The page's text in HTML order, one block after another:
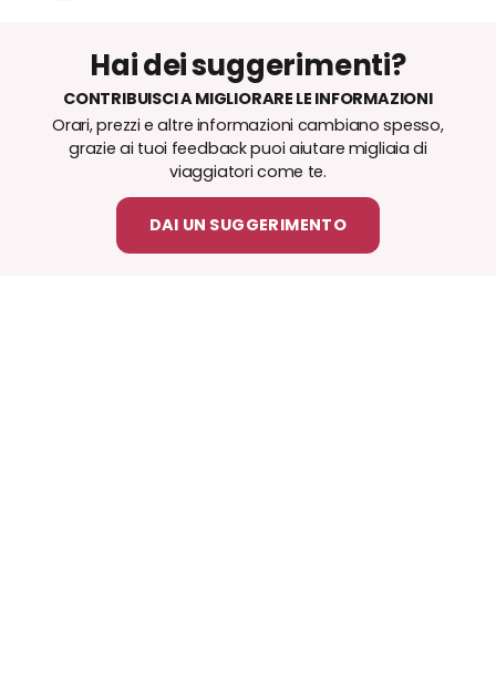
Hai dei suggerimenti?
CONTRIBUISCI A MIGLIORARE LE INFORMAZIONI
Orari, prezzi e altre informazioni cambiano spesso,
grazie ai tuoi feedback puoi aiutare migliaia di
viaggiatori come te.
DAI UN SUGGERIMENTO